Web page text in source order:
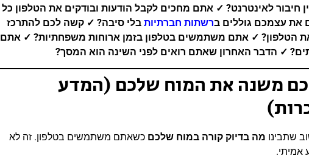
חיבור לאינטרנט?
✓אתם מחכים לקבל הודעות ובודקים את הטלפון כל
את עצמכם גוללים ברשתות חברתיות בלי סיבה?
✓קשה לכם להתרכז
הטלפון?
✓אתם משתמשים בטלפון בזמן ארוחות משפחתיות?
✓אתם
?
✓ הדבר האחרון שאתם רואים לפני השינה הוא המסך?
משנה את המוח שלכם (המדע
שתבינו מה בדיוק קורה במוח שלכם כשאתם משתמשים בטלפון. זה לא
אמיתי.